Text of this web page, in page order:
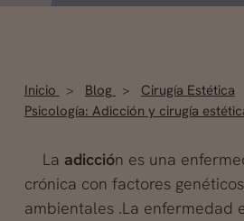
Inicio Blog
Cirugía Estética
Psicología: Adicción y cirugía
La adicción es una
crónica con factores
ambientales .La enfermedad